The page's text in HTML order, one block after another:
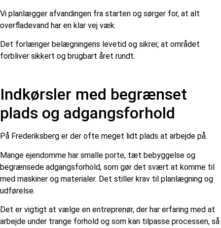
Vi planlægger afvandingen fra starten og sørger for, at alt
overfladevand har en klar vej væk.
Det forlænger belægningens levetid og sikrer, at området
forbliver sikkert og brugbart året rundt.
Indkørsler med begrænset
plads og adgangsforhold
På Frederiksberg er der ofte meget lidt plads at arbejde på.
Mange ejendomme har smalle porte, tæt bebyggelse og
begrænsede adgangsforhold, som gør det svært at komme til
med maskiner og materialer. Det stiller krav til planlægning og
udførelse.
Det er vigtigt at vælge en entreprenør, der har erfaring med at
arbejde under trange forhold og som kan tilpasse processen, så